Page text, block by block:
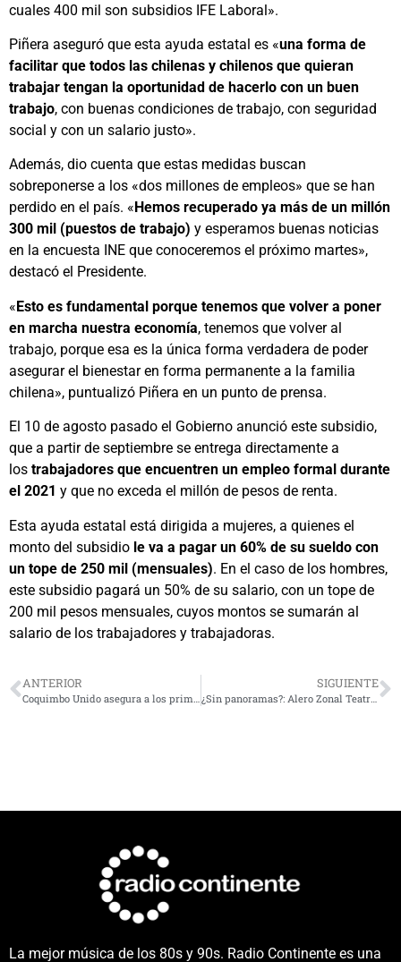
cuales 400 mil son subsidios IFE Laboral».
Piñera aseguró que esta ayuda estatal es «una forma de
facilitar que todos las chilenas y chilenos que quieran
trabajar tengan la oportunidad de hacerlo con un buen
trabajo, con buenas condiciones de trabajo, con seguridad
social y con un salario justo».
Además, dio cuenta que estas medidas buscan
sobreponerse a los «dos millones de empleos» que se han
perdido en el país. « Hemos recuperado ya más de un millón
300 mil (puestos de trabajo) y esperamos buenas noticias
en la encuesta INE que conoceremos el próximo martes»,
destacó el Presidente.
«Esto es fundamental porque tenemos que volver a poner
en marcha nuestra economía, tenemos que volver al
trabajo, porque esa es la única forma verdadera de poder
asegurar el bienestar en forma permanente a la familia
chilena», puntualizó Piñera en un punto de prensa.
El 10 de agosto pasado el Gobierno anunció este subsidio,
que a partir de septiembre se entrega directamente a
los trabajadores que encuentren un empleo formal durante
el 2021 y que no exceda el millón de pesos de renta.
Esta ayuda estatal está dirigida a mujeres, a quienes el
monto del subsidio le va a pagar un 60% de su sueldo con
un tope de 250 mil (mensuales). En el caso de los hombres,
este subsidio pagará un 50% de su salario, con un tope de
200 mil pesos mensuales, cuyos montos se sumarán al
salario de los trabajadores y trabajadoras.
ANTERIOR SIGUIENTE
¿Sin panoramas?: Alero Zonal Teatro presentará su obra «Danza de la memoria» este fin de semana
La mejor música de los 80s y 90s. Radio Continente es una